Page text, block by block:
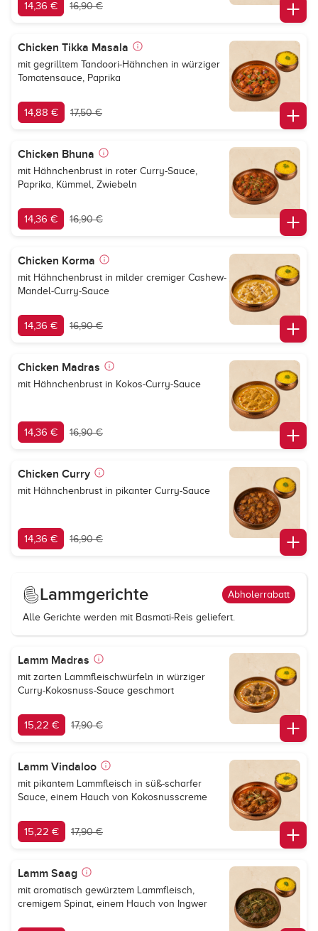
14,36 € 16,90 €
Chicken Tikka Masala
mit gegrilltem Tandoori-Hähnchen in würziger
Tomatensauce, Paprika
14,88 € 17,50 €
Chicken Bhuna
mit Hähnchenbrust in roter Curry-Sauce,
Paprika, Kümmel, Zwiebeln
14,36 € 16,90 €
Chicken Korma
mit Hähnchenbrust in milder cremiger Cashew-
Mandel-Curry-Sauce
14,36 € 16,90 €
Chicken Madras
mit Hähnchenbrust in Kokos-Curry-Sauce
14,36 € 16,90 €
Chicken Curry
mit Hähnchenbrust in pikanter Curry-Sauce
14,36 € 16,90 €
Lammgerichte Abholerrabatt
Alle Gerichte werden mit Basmati-Reis geliefert.
Lamm Madras
mit zarten Lammfleischwürfeln in würziger
Curry-Kokosnuss-Sauce geschmort
15,22 € 17,90 €
Lamm Vindaloo
mit pikantem Lammfleisch in süß-scharfer
Sauce, einem Hauch von Kokosnusscreme
15,22 € 17,90 €
Lamm Saag
mit aromatisch gewürztem Lammfleisch,
cremigem Spinat, einem Hauch von Ingwer